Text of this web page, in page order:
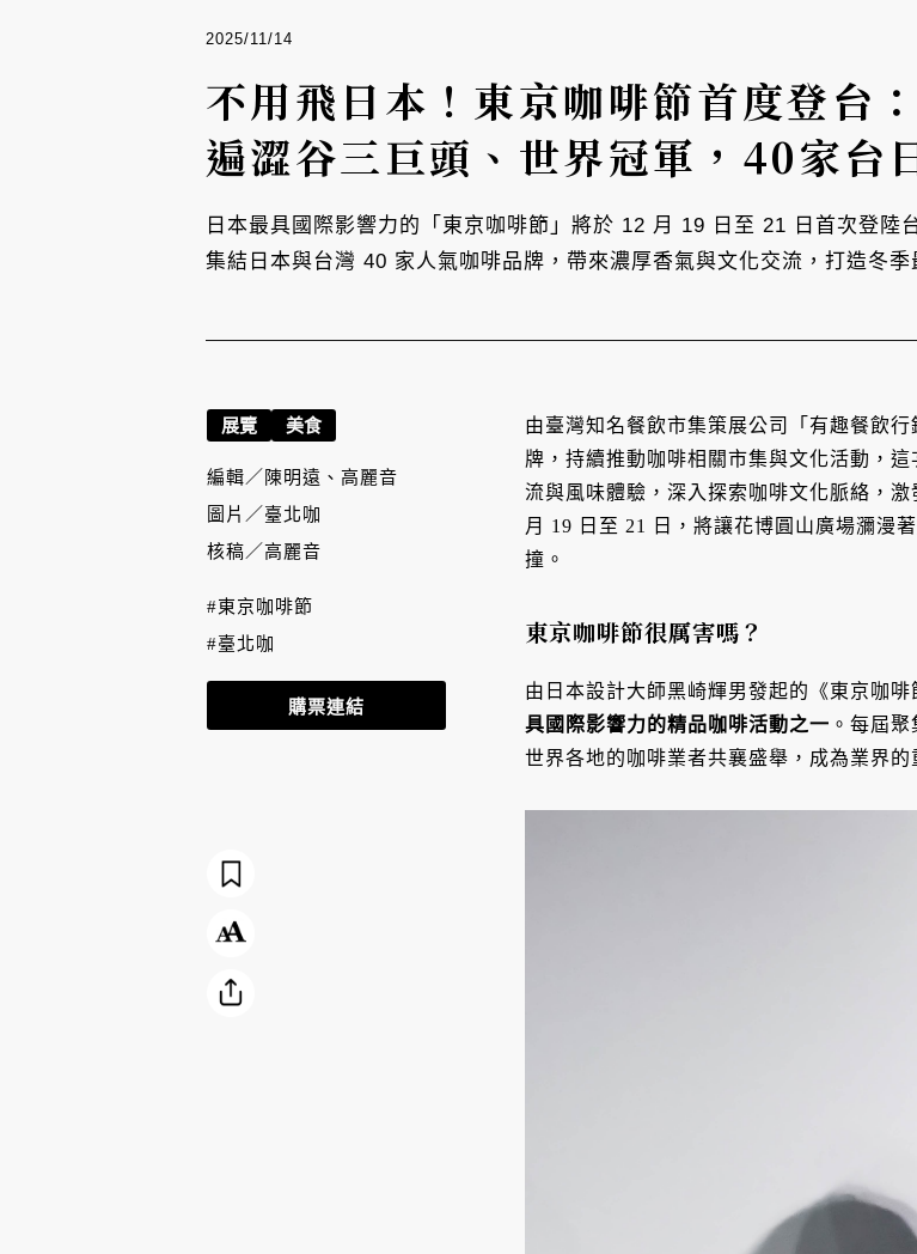
2025/11/14
不用飛日本！東京咖啡節首度登台
遍澀谷三巨頭、世界冠軍，40家台
日本最具國際影響力的「東京咖啡節」將於 12 月 19 日至 21 日首次登陸
集結日本與台灣 40 家人氣咖啡品牌，帶來濃厚香氣與文化交流，打造冬季
由臺灣知名餐飲市集策展公司「有趣餐飲
牌，持續推動咖啡相關市集與文化活動，
流與風味體驗，深入探索咖啡文化脈絡，
月 19 日至 21 日，將讓花博圓山廣場瀰漫
撞。
東京咖啡節很厲害嗎？
由日本設計大師黑崎輝男發起的《東京咖啡
具國際影響力的精品咖啡活動之一 。每屆
世界各地的咖啡業者共襄盛舉，成為業界的
展覽 美食
編輯／ 陳明遠、高麗音
圖片／ 臺北咖
核稿／高麗音
#東京咖啡節
#臺北咖
購票連結